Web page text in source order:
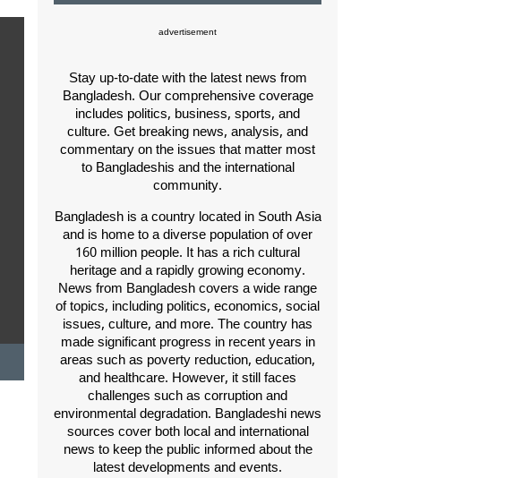
advertisement
Stay up-to-date with the latest news from
Bangladesh. Our comprehensive coverage
includes politics, business, sports, and
culture. Get breaking news, analysis, and
commentary on the issues that matter most
to Bangladeshis and the international
community.
Bangladesh is a country located in South Asia
and is home to a diverse population of over
160 million people. It has a rich cultural
heritage and a rapidly growing economy.
News from Bangladesh covers a wide range
of topics, including politics, economics, social
issues, culture, and more. The country has
made significant progress in recent years in
areas such as poverty reduction, education,
and healthcare. However, it still faces
challenges such as corruption and
environmental degradation. Bangladeshi news
sources cover both local and international
news to keep the public informed about the
latest developments and events.